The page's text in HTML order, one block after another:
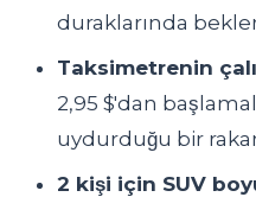
duraklarında
Taksimetrenin
2,95 $'dan
uydurduğu bir
2 kişi için SUV